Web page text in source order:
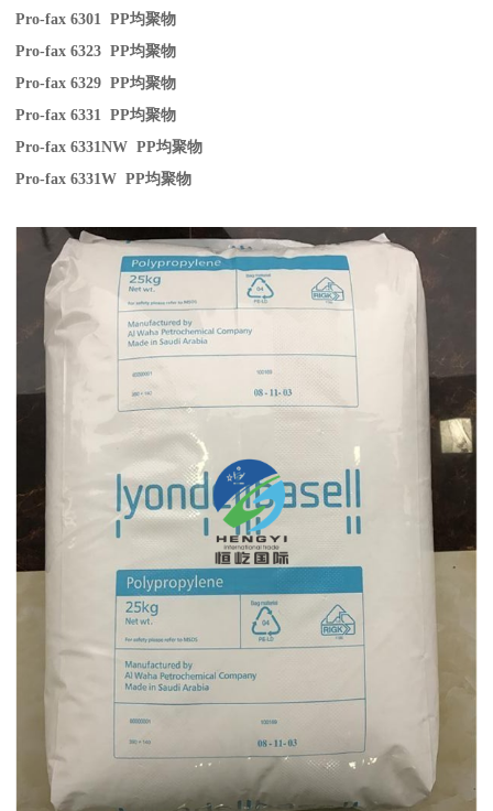
Pro-fax 6301 PP均聚物
Pro-fax 6323 PP均聚物
Pro-fax 6329 PP均聚物
Pro-fax 6331 PP均聚物
Pro-fax 6331NW PP均聚物
Pro-fax 6331W PP均聚物